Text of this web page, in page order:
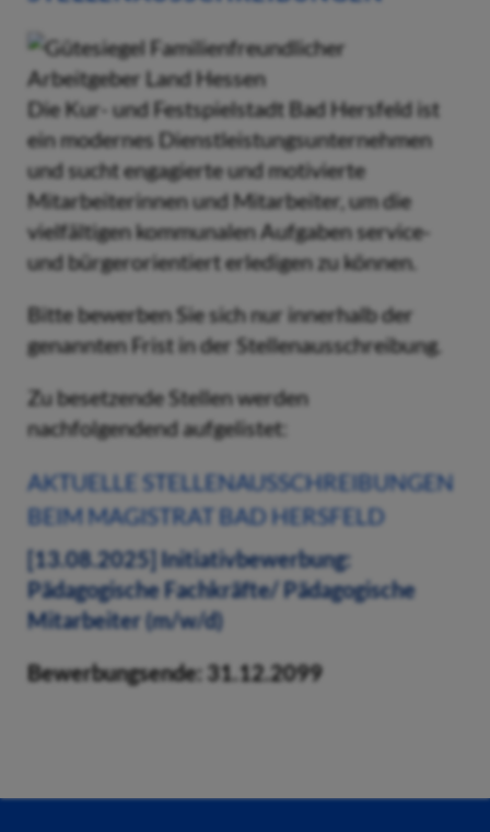
Die Kur- und Festspielstadt Bad Hersfeld ist
ein modernes Dienstleistungsunternehmen
und sucht engagierte und motivierte
Mitarbeiterinnen und Mitarbeiter, um die
vielfältigen kommunalen Aufgaben service-
und bürgerorientiert erledigen zu können.
Bitte bewerben Sie sich nur innerhalb der
genannten Frist in der Stellenausschreibung.
Zu besetzende Stellen werden
nachfolgendend aufgelistet:
AKTUELLE STELLENAUSSCHREIBUNGEN
BEIM MAGISTRAT BAD HERSFELD
[13.08.2025] Initiativbewerbung:
Pädagogische Fachkräfte/ Pädagogische
Mitarbeiter (m/w/d)
Bewerbungsende: 31.12.2099